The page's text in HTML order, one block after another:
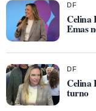
DF
Celina
Emas
DF
Celina
turno